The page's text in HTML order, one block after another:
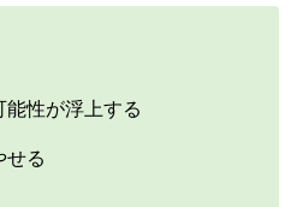
性が浮上する
せる